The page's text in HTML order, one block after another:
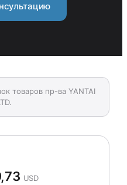
товаров пр-ва YANTAI
USD